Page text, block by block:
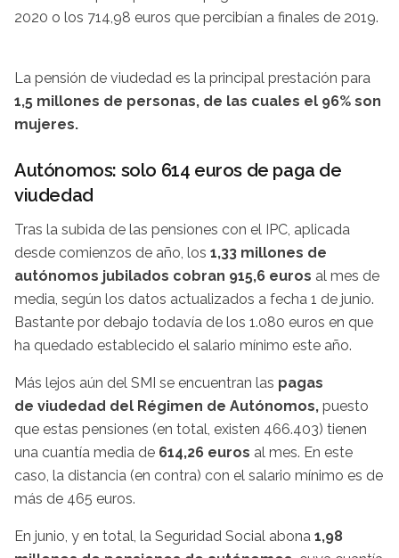
2020 o los 714,98 euros que percibían a finales de 2019.
La pensión de viudedad es la principal prestación para
1,5 millones de personas, de las cuales el 96% son
mujeres.
Autónomos: solo 614 euros de paga de
viudedad
Tras la subida de las pensiones con el IPC, aplicada
desde comienzos de año, los 1,33 millones de
autónomos jubilados cobran 915,6 euros al mes de
media, según los datos actualizados a fecha 1 de junio.
Bastante por debajo todavía de los 1.080 euros en que
ha quedado establecido el salario mínimo este año.
Más lejos aún del SMI se encuentran las pagas
de viudedad del Régimen de Autónomos, puesto
que estas pensiones (en total, existen 466.403) tienen
una cuantía media de 614,26 euros al mes. En este
caso, la distancia (en contra) con el salario mínimo es de
más de 465 euros.
En junio, y en total, la Seguridad Social abona 1,98